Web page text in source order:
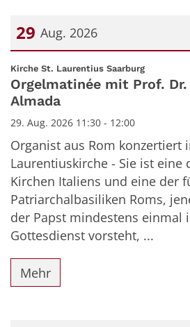
29 Aug. 2026
Datum: 29. August 2026
Kirche St. Laurentius Saarburg:
Orgelmatinée mit Prof.
Almada
29. Aug. 2026 11:30 - 12:00
Organist aus Rom konzertiert
Laurentiuskirche - Sie ist eine
Kirchen Italiens und eine der
Patriarchalbasiliken Roms,
der Papst mindestens einmal
Gottesdienst vorsteht, ...
Mehr